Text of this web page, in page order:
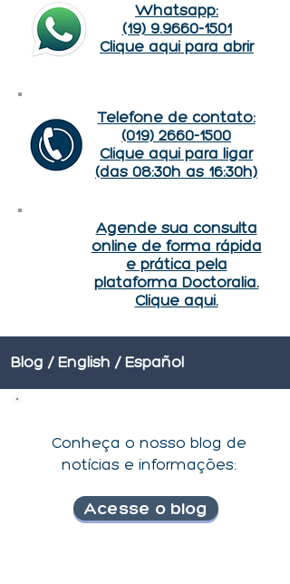
Whatsapp:
(19) 9.9660-1501
Clique aqui para abrir
Telefone de contato:
(019) 2660-1500
Clique aqui para ligar
(das 08:30h as 16:30h)
Agende sua consulta
online de forma rápida
e prática pela
plataforma Doctoralia.
Clique aqui.
Blog / English / Español
Conheça o nosso blog de
notícias e informações:
Acesse o blog